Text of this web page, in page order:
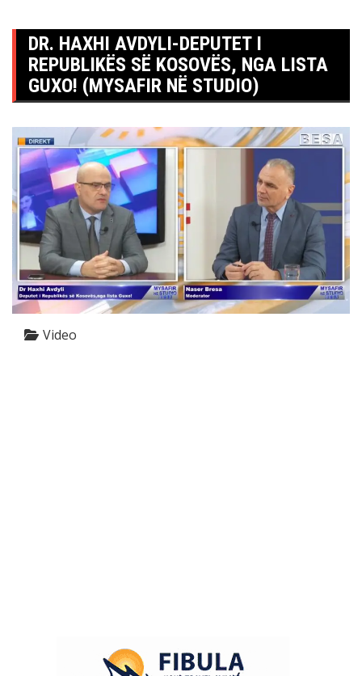
DR. HAXHI AVDYLI-DEPUTET I
REPUBLIKËS SË KOSOVËS, NGA LISTA
GUXO! (MYSAFIR NË STUDIO)
Video